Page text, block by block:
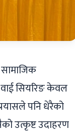
वाई सियरिङ केवल
पनि धेरैको
उत्कृष्ट उदाहरण